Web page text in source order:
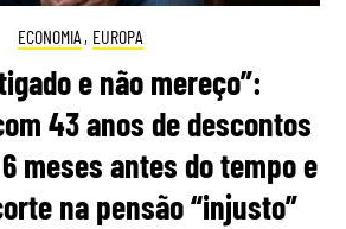
ECONOMIA , EUROPA
e não mereço”:
43 anos de descontos
meses antes do tempo e
na pensão “injusto”